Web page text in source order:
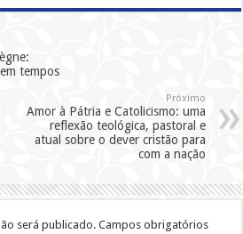
tempos
Próximo
Amor à Pátria e Catolicismo: uma
reflexão teológica, pastoral e
atual sobre o dever cristão para
com a nação
será publicado. Campos obrigatórios